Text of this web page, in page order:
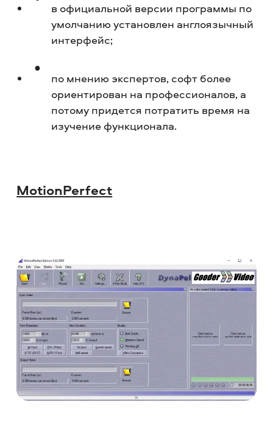
в официальной версии программы по
умолчанию установлен англоязычный
интерфейс;
по мнению экспертов, софт более
ориентирован на профессионалов, а
потому придется потратить время на
изучение функционала.
MotionPerfect